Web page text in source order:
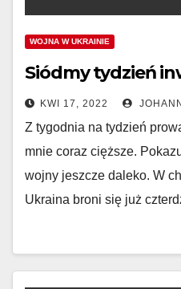
WOJNA W UKRAINIE
Siódmy tydzień
KWI 17, 2022
Z tygodnia na tydzień
mnie coraz cięższe.
wojny jeszcze daleko. W
Ukraina broni się już